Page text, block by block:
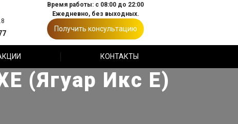
Время работы: с 08:00 до 22:00
Ежедневно, без выходных.
Получить консультацию
КОНТАКТЫ
(Ягуар Икс Е)